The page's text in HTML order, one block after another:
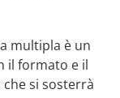
multipla è un
il formato e il
si sosterrà